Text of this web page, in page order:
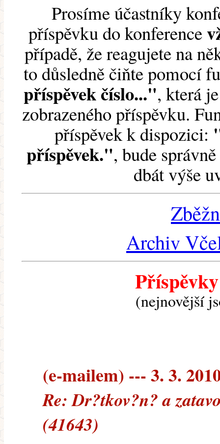
Prosíme účastníky
příspěvku do konference
případě, že reagujete na
to důsledně čiňte pomocí
příspěvek číslo...", která
zobrazeného příspěvku.
příspěvek k dispozici:
příspěvek.", bude
dbát výše
Archiv
(nejnovější
(e-mailem) --- 3. 3.
Re: Dr?tkov?n? a
(41643)